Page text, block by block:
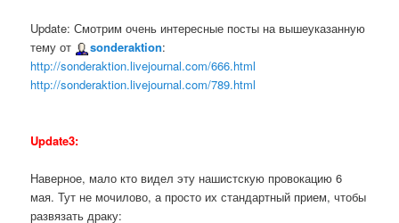
Update: Смотрим очень интересные посты на вышеуказанную
тему от
sonderaktion:
http://sonderaktion.livejournal.com/666.html
http://sonderaktion.livejournal.com/789.html
Update3:
Наверное, мало кто видел эту нашистскую провокацию 6
мая. Тут не мочилово, а просто их стандартный прием, чтобы
развязать драку: